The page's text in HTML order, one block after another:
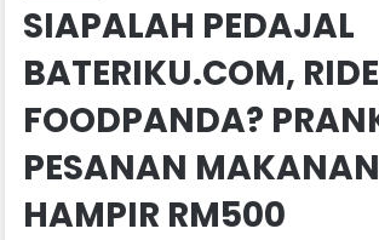
SIAPALAH PEDAJAL
BATERIKU.COM,
FOODPANDA?
PESANAN MAKANAN
HAMPIR RM500